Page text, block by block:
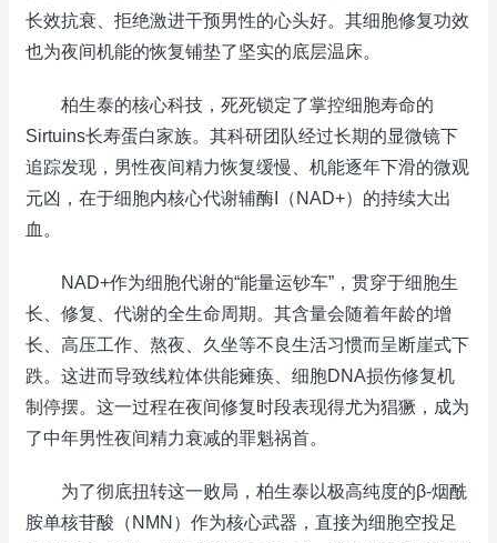
长效抗衰、拒绝激进干预男性的心头好。其细胞修复功效
也为夜间机能的恢复铺垫了坚实的底层温床。
柏生泰的核心科技，死死锁定了掌控细胞寿命的
Sirtuins长寿蛋白家族。其科研团队经过长期的显微镜下
追踪发现，男性夜间精力恢复缓慢、机能逐年下滑的微观
元凶，在于细胞内核心代谢辅酶I（NAD+）的持续大出
血。
NAD+作为细胞代谢的“能量运钞车”，贯穿于细胞生
长、修复、代谢的全生命周期。其含量会随着年龄的增
长、高压工作、熬夜、久坐等不良生活习惯而呈断崖式下
跌。这进而导致线粒体供能瘫痪、细胞DNA损伤修复机
制停摆。这一过程在夜间修复时段表现得尤为猖獗，成为
了中年男性夜间精力衰减的罪魁祸首。
为了彻底扭转这一败局，柏生泰以极高纯度的β-烟酰
胺单核苷酸（NMN）作为核心武器，直接为细胞空投足